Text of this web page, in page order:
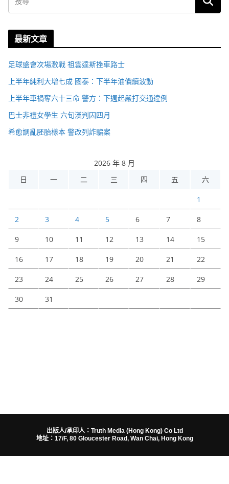
最新文章
足球盛會次場激戰 祖雲達斯挫車路士
上半年純利大增七成 國泰：下半年油價續波動
上半年車禍奪六十三命 警方：下週起嚴打交通違例
巴士非禮女學生 六旬漢判囚四月
希愈調亂胚胎樣本 警改列詐騙案
2026 年 8 月
日
一 二 三 四 五 六
1
2 3 4 5 6 7 8
9 10 11 12 13 14 15
16 17 18 19 20 21 22
23 24 25 26 27 28 29
30 31
出版人/承印人：Truth Media (Hong Kong) Co Ltd
地址：17/F, 80 Gloucester Road, Wan Chai, Hong Kong